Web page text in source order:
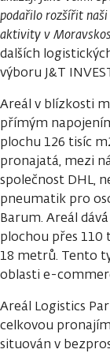
podařilo rozšířit naši
aktivity v
dalších
výboru J&T
Areál v blízkosti
přímým
plochu 126 tisíc
pronajatá, mezi
společnost DHL,
pneumatik pro
Barum. Areál
plochou přes 110
18 metrů. Tento
oblasti e-
Areál Logistics
celkovou
situován v